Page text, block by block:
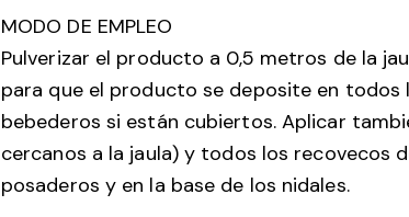
MODO DE EMPLEO
Pulverizar el producto a 0,5 metros de la
para que el producto se deposite en
bebederos si están cubiertos. Aplicar
cercanos a la jaula) y todos los recovecos
posaderos y en la base de los nidales.